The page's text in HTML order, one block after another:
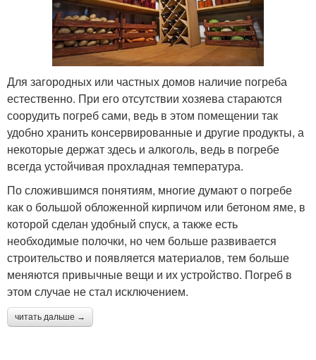
Для загородных или частных домов наличие погреба
естественно. При его отсутствии хозяева стараются
соорудить погреб сами, ведь в этом помещении так
удобно хранить консервированные и другие продукты, а
некоторые держат здесь и алкоголь, ведь в погребе
всегда устойчивая прохладная температура.
По сложившимся понятиям, многие думают о погребе
как о большой обложенной кирпичом или бетоном яме, в
которой сделан удобный спуск, а также есть
необходимые полочки, но чем больше развивается
строительство и появляется материалов, тем больше
меняются привычные вещи и их устройство. Погреб в
этом случае не стал исключением.
читать дальше →